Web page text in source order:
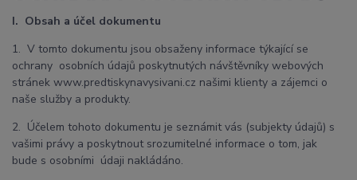
I. Obsah a účel dokumentu
1. V tomto dokumentu jsou obsaženy informace týkající se
ochrany osobních údajů poskytnutých návštěvníky webových
stránek www.predtiskynavysivani.cz našimi klienty a zájemci o
naše služby a produkty.
2. Účelem tohoto dokumentu je seznámit vás (subjekty údajů) s
vašimi právy a poskytnout srozumitelné informace o tom, jak
bude s osobními údaji nakládáno.